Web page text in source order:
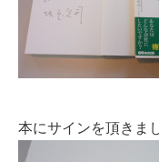
本にサインを頂きま